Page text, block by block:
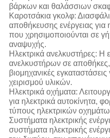
βάρκων και θαλάσσιων
Καροτσάκια γκολφ:
αποθήκευσης ενέργειας για
που χρησιμοποιούνται σε
αναψυχής.
Ηλεκτρικά ανελκυστήρες: Η
ανελκυστήρων σε αποθήκες,
βιομηχανικές
χειρισμού υλικών.
Ηλεκτρικά οχήματα:
για ηλεκτρικά αυτοκίνητα,
τύπους ηλεκτρικών
Συστήματα ηλεκτρικής
συστήματα ηλεκτρικής